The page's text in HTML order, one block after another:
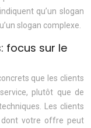
qu’un slogan
slogan complexe.
focus sur le
que les clients
plutôt que de
Les clients
votre offre peut